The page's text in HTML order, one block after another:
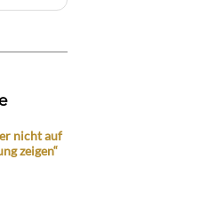
nicht auf
zeigen“